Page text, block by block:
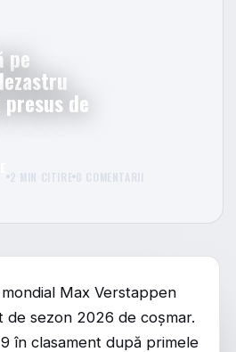
pe
de
2 MIN CITIRE 0 COMENTARII
Max Verstappen
de sezon 2026 de coșmar.
în clasament după primele